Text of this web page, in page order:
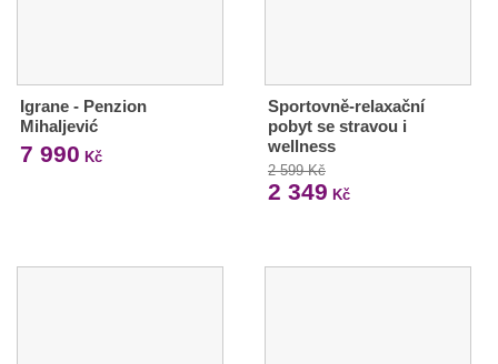
Igrane - Penzion
Mihaljević
7 990 Kč
Sportovně-relaxační
pobyt se stravou i
wellness
2 599 Kč
2 349 Kč